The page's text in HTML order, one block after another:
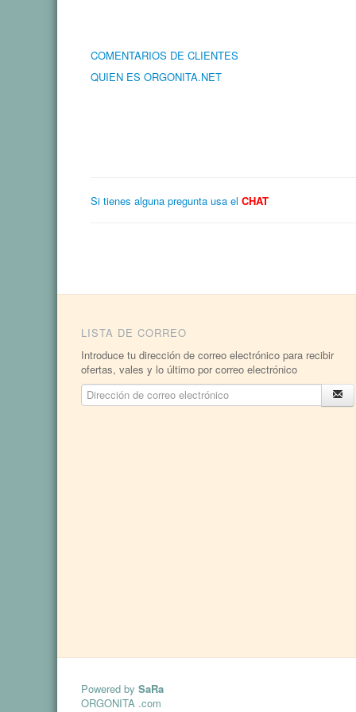
COMENTARIOS DE CLIENTES
QUIEN ES ORGONITA.NET
Si tienes alguna pregunta usa el CHAT
LISTA DE CORREO
Introduce tu dirección de correo electrónico para recibir
ofertas, vales y lo último por correo electrónico
Powered by SaRa
ORGONITA .com